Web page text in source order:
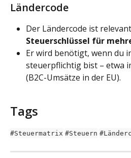
Ländercode
Der Ländercode ist
Steuerschlüssel für
Er wird benötigt, wenn du
steuerpflichtig bist – etwa
(B2C-Umsätze in der EU).
Tags
#Steuermatrix #Steuern